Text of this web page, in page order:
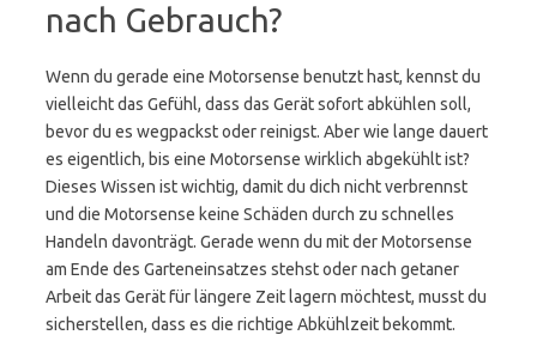
nach Gebrauch?
Wenn du gerade eine Motorsense benutzt hast, kennst du
vielleicht das Gefühl, dass das Gerät sofort abkühlen soll,
bevor du es wegpackst oder reinigst. Aber wie lange dauert
es eigentlich, bis eine Motorsense wirklich abgekühlt ist?
Dieses Wissen ist wichtig, damit du dich nicht verbrennst
und die Motorsense keine Schäden durch zu schnelles
Handeln davonträgt. Gerade wenn du mit der Motorsense
am Ende des Garteneinsatzes stehst oder nach getaner
Arbeit das Gerät für längere Zeit lagern möchtest, musst du
sicherstellen, dass es die richtige Abkühlzeit bekommt.